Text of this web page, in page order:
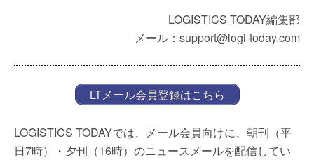
LOGISTICS TODAY編集部
メール：support@logi-today.com
LTメール会員登録はこちら
LOGISTICS TODAYでは、メール会員向けに、朝刊（平
日7時）・夕刊（16時）のニュースメールを配信してい